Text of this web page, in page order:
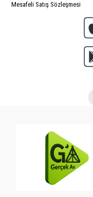
Mesafeli Satış Sözleşmesi